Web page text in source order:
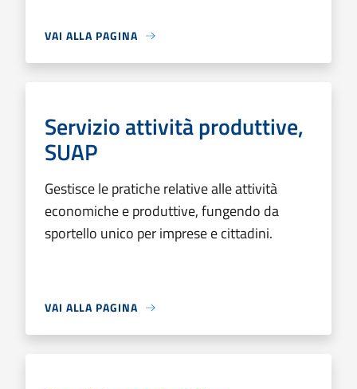
VAI ALLA PAGINA
Servizio attività produttive,
SUAP
Gestisce le pratiche relative alle attività
economiche e produttive, fungendo da
sportello unico per imprese e cittadini.
VAI ALLA PAGINA